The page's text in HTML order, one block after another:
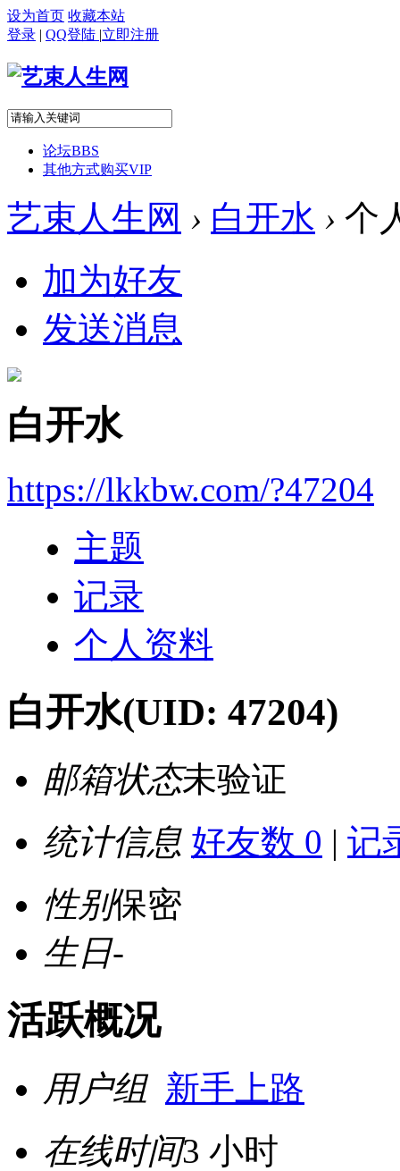
设为首页 收藏本站
登录 | QQ登陆 |立即注册
论坛BBS
其他方式购买VIP
艺束人生网 › 白开水 › 个
加为好友
发送消息
白开水
https://lkkbw.com/?47204
主题
记录
个人资料
白开水(UID: 47204)
邮箱状态未验证
统计信息 好友数 0 | 记
性别保密
生日-
活跃概况
用户组 新手上路
在线时间3 小时